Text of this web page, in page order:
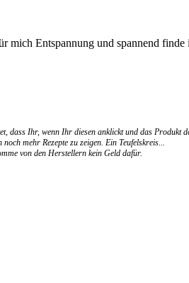
Entspannung und spannend finde
dass Ihr, wenn Ihr diesen anklickt und das
mehr Rezepte zu zeigen. Ein Teufelskreis...
von den Herstellern kein Geld dafür.